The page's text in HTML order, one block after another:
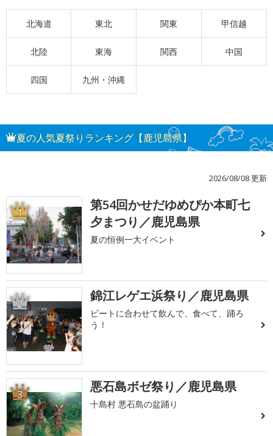
北海道 東北 関東 甲信越
北陸 東海 関西 中国
四国 九州・沖縄
夏の人気夏祭りランキング【鹿児島県】
2026/08/08 更新
1
第54回かせだゆめぴか本町七
夕まつり／鹿児島県
夏の恒例一大イベント
2 錦江レゲエ浜祭り／鹿児島県
ビートに合わせて飲んで、食べて、踊ろ
う！
3 悪石島ボゼ祭り／鹿児島県
十島村 悪石島の盆踊り